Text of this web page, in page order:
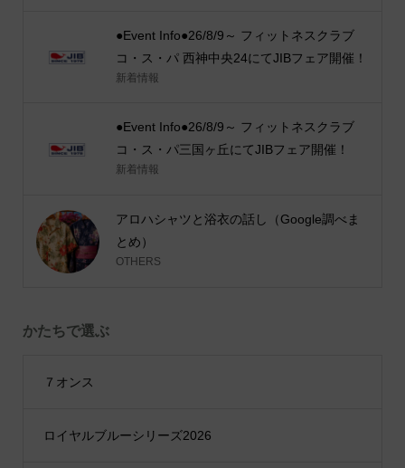
●Event Info●26/8/9～ フィットネスクラブ
コ・ス・パ 西神中央24にてJIBフェア開催！
新着情報
●Event Info●26/8/9～ フィットネスクラブ
コ・ス・パ三国ヶ丘にてJIBフェア開催！
新着情報
アロハシャツと浴衣の話し（Google調べま
とめ）
OTHERS
かたちで選ぶ
７オンス
ロイヤルブルーシリーズ2026